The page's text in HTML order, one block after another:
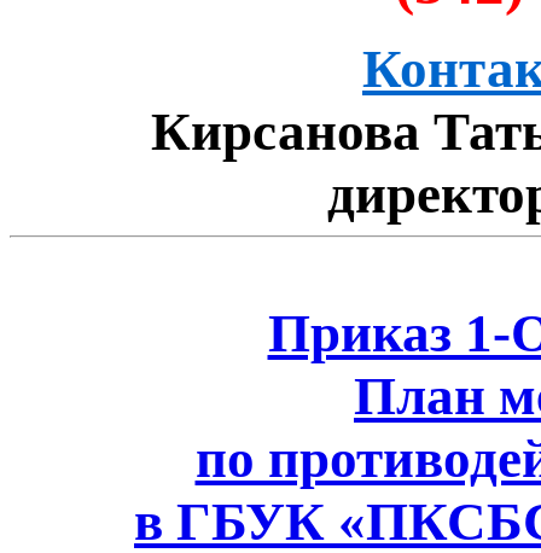
Кирсанова
Приказ 1-
План
по
в ГБУК